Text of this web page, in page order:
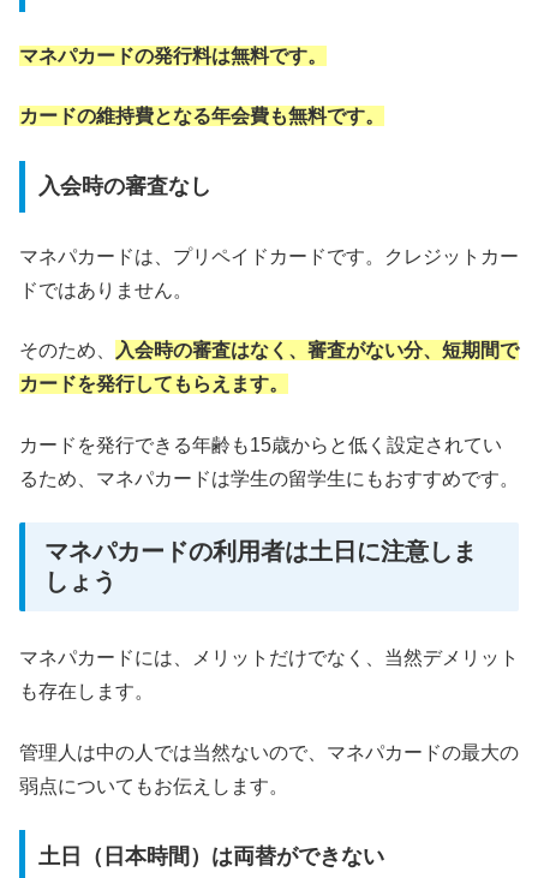
マネパカードの発行料は無料です。
カードの維持費となる年会費も無料です。
入会時の審査なし
マネパカードは、プリペイドカードです。クレジットカー
ドではありません。
そのため、
入会時の審査はなく、審査がない分、短期間で
カードを発行してもらえます。
カードを発行できる年齢も15歳からと低く設定されてい
るため、マネパカードは学生の留学生にもおすすめです。
マネパカードの利用者は土日に注意しま
しょう
マネパカードには、メリットだけでなく、当然デメリット
も存在します。
管理人は中の人では当然ないので、マネパカードの最大の
弱点についてもお伝えします。
土日（日本時間）は両替ができない